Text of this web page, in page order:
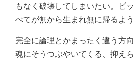
もなく破壊してしまいたい。ビ
べてが無から生まれ無に帰るよ
完全に論理とかまったく違う方
魂にそうつぶやいてくる、抑え